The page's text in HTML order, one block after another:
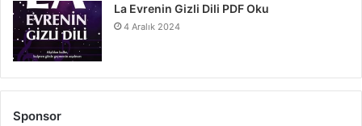
La Evrenin Gizli Dili PDF Oku
4 Aralık 2024
Sponsor